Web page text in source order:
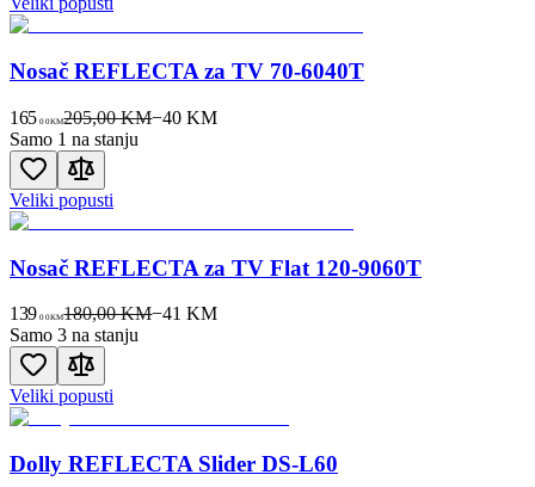
Nosač REFLECTA za TV 70-6040T
165 00KM205,00 KM−40 KM
Samo 1 na stanju
Veliki popusti
Nosač REFLECTA za TV Flat 120-9060T
139 00KM180,00 KM−41 KM
Samo 3 na stanju
Veliki popusti
Dolly REFLECTA Slider DS-L60